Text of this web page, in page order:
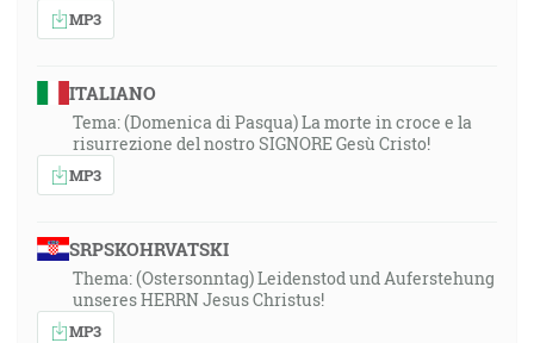
MP3
ITALIANO
Tema: (Domenica di Pasqua) La morte in croce e la
risurrezione del nostro SIGNORE Gesù Cristo!
MP3
SRPSKOHRVATSKI
Thema: (Ostersonntag) Leidenstod und Auferstehung
unseres HERRN Jesus Christus!
MP3